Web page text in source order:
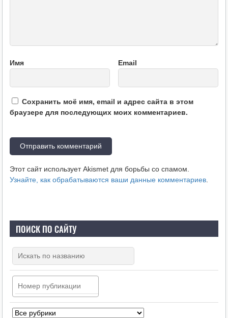
Имя Email
Сохранить моё имя, email и адрес сайта в этом
браузере для последующих моих комментариев.
Этот сайт использует Akismet для борьбы со спамом.
Узнайте, как обрабатываются ваши данные комментариев.
ПОИСК ПО САЙТУ